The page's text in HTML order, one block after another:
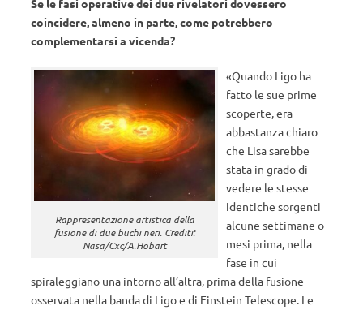
Se le fasi operative dei due rivelatori dovessero
coincidere, almeno in parte, come potrebbero
complementarsi a vicenda?
Rappresentazione artistica della
fusione di due buchi neri. Crediti:
Nasa/Cxc/A.Hobart
«Quando Ligo ha
fatto le sue prime
scoperte, era
abbastanza chiaro
che Lisa sarebbe
stata in grado di
vedere le stesse
identiche sorgenti
alcune settimane o
mesi prima, nella
fase in cui
spiraleggiano una intorno all’altra, prima della fusione
osservata nella banda di Ligo e di Einstein Telescope. Le